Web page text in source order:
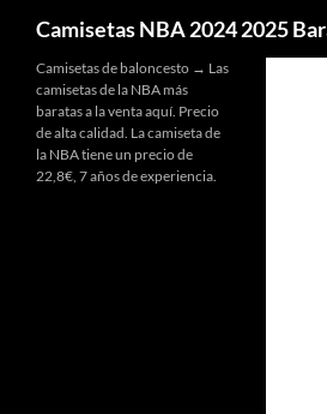
Camisetas NBA 2024 2025
Camisetas de baloncesto → Las
camisetas de la NBA más
baratas a la venta aquí. Precio
de alta calidad. La camiseta de
la NBA tiene un precio de
22,8€, 7 años de experiencia.